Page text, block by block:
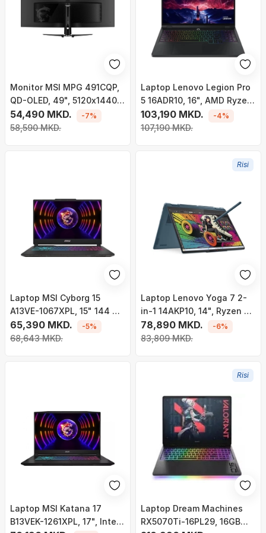
Monitor MSI MPG 491CQP,
QD-OLED, 49", 5120x1440,
DQHD, 144Hz, HDR True
Black 400​
54,490 MKD.
58,590 MKD.
-7%
Laptop Lenovo Legion Pro
5 16ADR10, 16", AMD Ryzen
7 8745HX, 32GB RAM, 1TB
SSD, NVIDIA GeForce RTX
103,190 MKD.
107,190 MKD.
-4%
Laptop MSI Cyborg 15
A13VE-1067XPL, 15" 144 Hz,
i7-13620H, 16GB RAM,
512GB SSD, Nvidia RTX
65,390 MKD.
68,643 MKD.
-5%
Risi
Laptop Lenovo Yoga 7 2-
in-1 14AKP10, 14", Ryzen AI
5 340, 16GB, 512GB, i kaltër
78,890 MKD.
83,809 MKD.
-6%
Laptop MSI Katana 17
B13VEK-1261XPL, 17", Intel
Risi
Laptop Dream Machines
RX5070Ti-16PL29, 16GB